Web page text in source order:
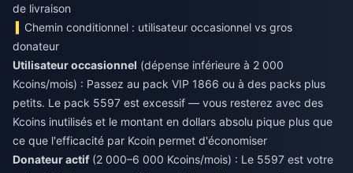
de livraison
Chemin conditionnel : utilisateur occasionnel vs gros
donateur
Utilisateur occasionnel (dépense inférieure à 2 000
Kcoins/mois) : Passez au pack VIP 1866 ou à des packs plus
petits. Le pack 5597 est excessif — vous resterez avec des
Kcoins inutilisés et le montant en dollars absolu pique plus que
ce que l'efficacité par Kcoin permet d'économiser
Donateur actif(2 000–6 000 Kcoins/mois) : Le 5597 est votre